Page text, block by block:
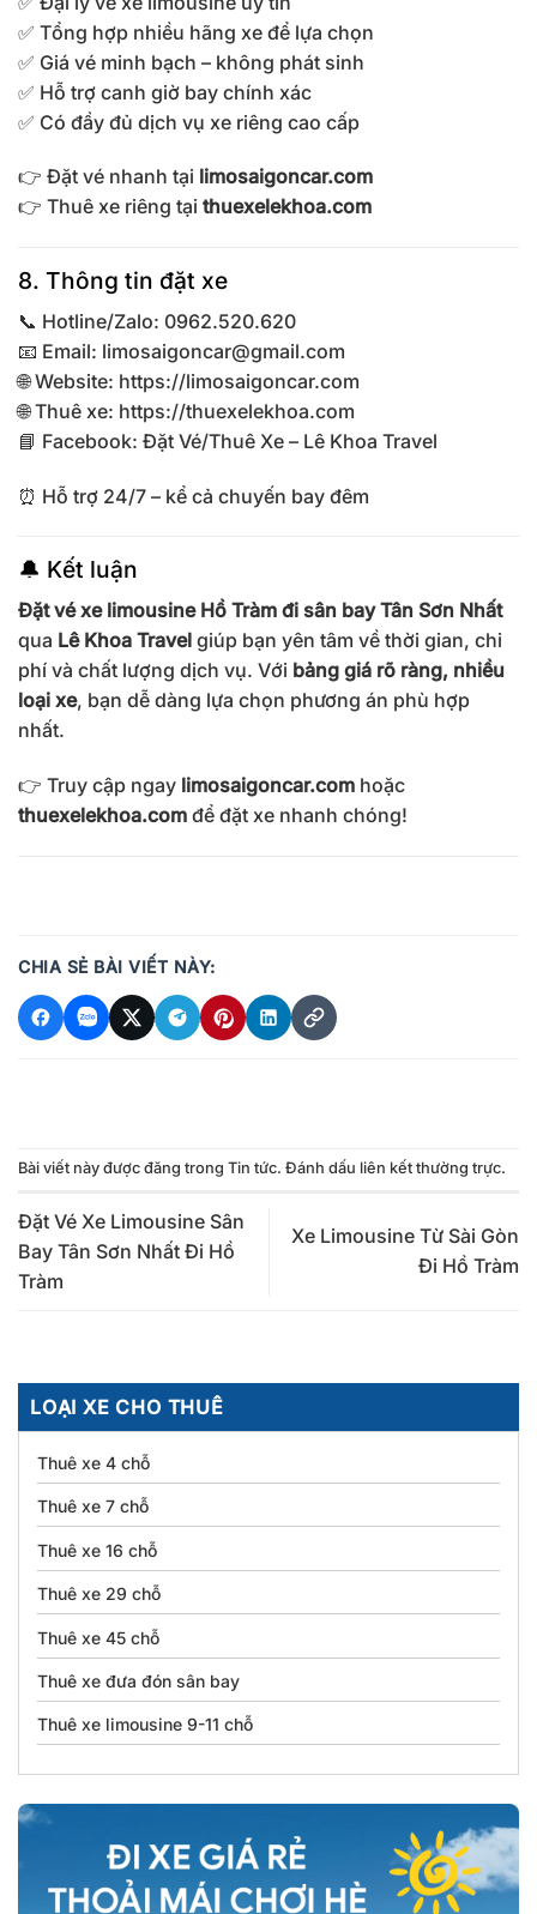
✅ Tổng hợp nhiều hãng xe để lựa chọn
✅ Giá vé minh bạch – không phát sinh
✅ Hỗ trợ canh giờ bay chính xác
✅ Có đầy đủ dịch vụ xe riêng cao cấp
👉 Đặt vé nhanh tại limosaigoncar.com
👉 Thuê xe riêng tại thuexelekhoa.com
8. Thông tin đặt xe
📞 Hotline/Zalo: 0962.520.620
📧 Email: limosaigoncar@gmail.com
🌐 Website: https://limosaigoncar.com
🌐 Thuê xe: https://thuexelekhoa.com
📘 Facebook: Đặt Vé/Thuê Xe – Lê Khoa Travel
⏰ Hỗ trợ 24/7 – kể cả chuyến bay đêm
🔔 Kết luận
Đặt vé xe limousine Hồ Tràm đi sân bay Tân Sơn Nhất
qua Lê Khoa Travel giúp bạn yên tâm về thời gian, chi
phí và chất lượng dịch vụ. Với bảng giá rõ ràng, nhiều
loại xe, bạn dễ dàng lựa chọn phương án phù hợp
nhất.
👉 Truy cập ngay limosaigoncar.com hoặc
thuexelekhoa.com để đặt xe nhanh chóng!
CHIA SẺ BÀI VIẾT NÀY:
Bài viết này được đăng trong Tin tức. Đánh dấu liên kết thường trực.
Đặt Vé Xe Limousine Sân
Bay Tân Sơn Nhất Đi Hồ
Tràm
Xe Limousine Từ Sài Gòn
Đi Hồ Tràm
LOẠI XE CHO THUÊ
Thuê xe 4 chỗ
Thuê xe 7 chỗ
Thuê xe 16 chỗ
Thuê xe 29 chỗ
Thuê xe 45 chỗ
Thuê xe đưa đón sân bay
Thuê xe limousine 9-11 chỗ